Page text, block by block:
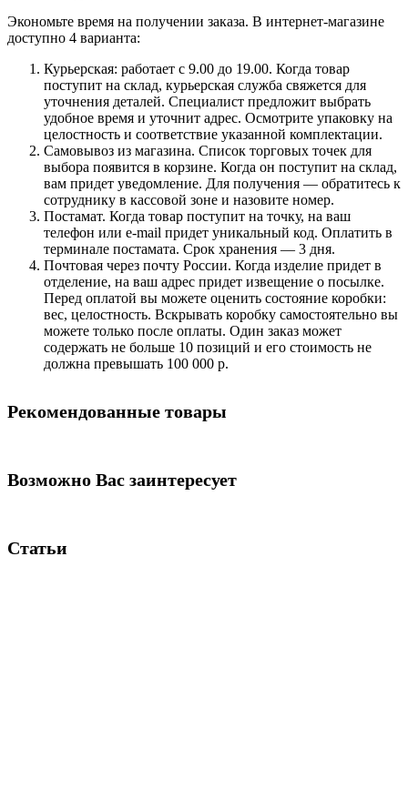
Экономьте время на получении заказа. В интернет-магазине
доступно 4 варианта:
Курьерская: работает с 9.00 до 19.00. Когда товар
поступит на склад, курьерская служба свяжется для
уточнения деталей. Специалист предложит выбрать
удобное время и уточнит адрес. Осмотрите упаковку на
целостность и соответствие указанной комплектации.
Самовывоз из магазина. Список торговых точек для
выбора появится в корзине. Когда он поступит на склад,
вам придет уведомление. Для получения — обратитесь к
сотруднику в кассовой зоне и назовите номер.
Постамат. Когда товар поступит на точку, на ваш
телефон или e-mail придет уникальный код. Оплатить в
терминале постамата. Срок хранения — 3 дня.
Почтовая через почту России. Когда изделие придет в
отделение, на ваш адрес придет извещение о посылке.
Перед оплатой вы можете оценить состояние коробки:
вес, целостность. Вскрывать коробку самостоятельно вы
можете только после оплаты. Один заказ может
содержать не больше 10 позиций и его стоимость не
должна превышать 100 000 р.
Рекомендованные товары
Возможно Вас заинтересует
Статьи